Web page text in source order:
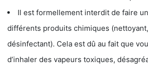
Il est formellement interdit de faire
différents produits chimiques
désinfectant). Cela est dû au fait que
d’inhaler des vapeurs toxiques,